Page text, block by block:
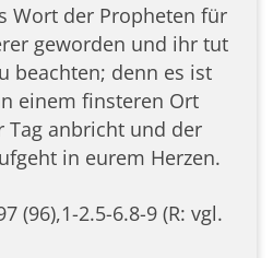
Wort der Propheten für
geworden und ihr tut
beachten; denn es ist
einem finsteren Ort
Tag anbricht und der
in eurem Herzen.
(96),1-2.5-6.8-9 (R: vgl.